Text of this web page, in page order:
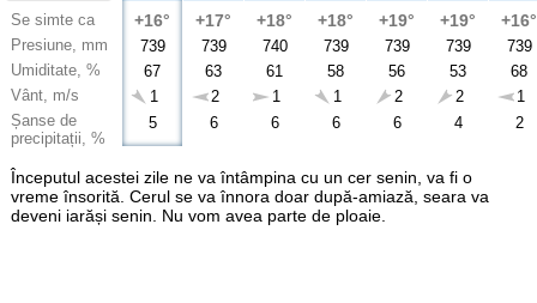
Se simte ca
Presiune, mm
Umiditate, %
Vânt, m/s
Șanse de
precipitații, %
+16°
739
67
1
5
+17°
739
63
2
6
+18°
740
61
1
6
+18°
739
58
1
6
+19°
739
56
2
6
+19°
739
53
2
4
+16°
739
68
1
2
Începutul acestei zile ne va întâmpina cu un cer senin, va fi o
vreme însorită. Cerul se va înnora doar după-amiază, seara va
deveni iarăși senin. Nu vom avea parte de ploaie.